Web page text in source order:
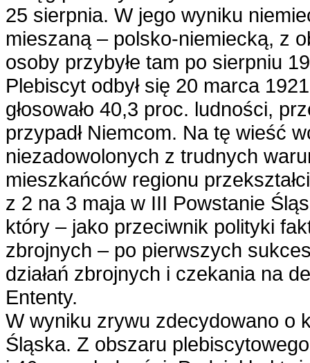
25 sierpnia. W jego wyniku
mieszaną – polsko-niemiecką, z
osoby przybyłe tam po sierpniu
Plebiscyt odbył się 20 marca
głosowało 40,3 proc. ludności,
przypadł Niemcom. Na tę wieść
niezadowolonych z trudnych
mieszkańców regionu
z 2 na 3 maja w III Powstanie
który – jako przeciwnik polityki
zbrojnych – po pierwszych
działań zbrojnych i czekania na
Ententy.
W wyniku zrywu zdecydowano o
Śląska. Z obszaru